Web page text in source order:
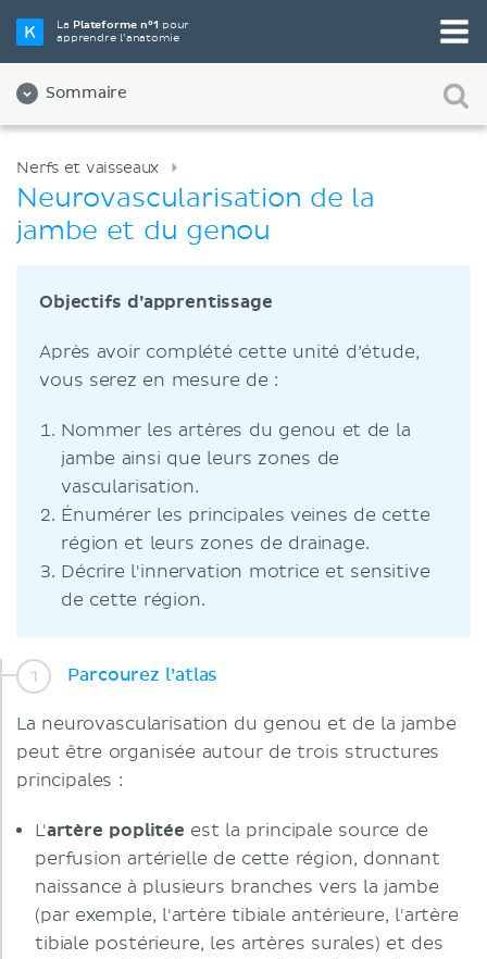
La Plateforme n°1 pour
apprendre l’anatomie
Sommaire
Nerfs et vaisseaux
Neurovascularisation de la
jambe et du genou
Objectifs d’apprentissage
Après avoir complété cette unité d’étude,
vous serez en mesure de :
Nommer les artères du genou et de la
jambe ainsi que leurs zones de
vascularisation.
Énumérer les principales veines de cette
région et leurs zones de drainage.
Décrire l'innervation motrice et sensitive
de cette région.
Parcourez l’atlas
La neurovascularisation du genou et de la jambe
peut être organisée autour de trois structures
principales :
L'artère poplitée est la principale source de
perfusion artérielle de cette région, donnant
naissance à plusieurs branches vers la jambe
(par exemple, l'artère tibiale antérieure, l'artère
tibiale postérieure, les artères surales) et des